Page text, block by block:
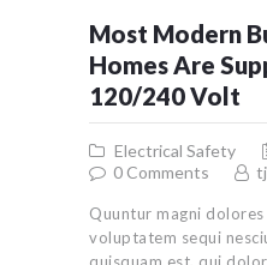
GALLERY
SERVICES
CONTACT
Most Modern
Homes Are
120/240 Volt
Electrical Safety
0 Comments
Quuntur magni
voluptatem sequi
quisquam est, qui